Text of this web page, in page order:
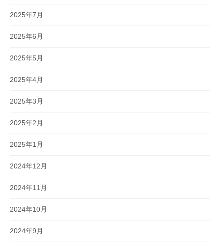
2025年7月
2025年6月
2025年5月
2025年4月
2025年3月
2025年2月
2025年1月
2024年12月
2024年11月
2024年10月
2024年9月